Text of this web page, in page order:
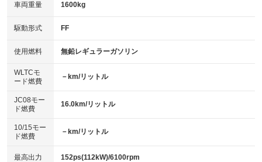
アイドリングストップ
：装備あり
USB入力端子
：装備あり
100V電源
：装備なし
センターデフロック
：装備なし
電動格納ミラー
：装備なし
キーレス
HID(キセノンライト)
：装備なし
バックカメラ
：装備あり
エアロ
：装備なし
：装備なし
パワーシート
ベンチシート
：装備なし
チップアップシート
：装備なし
車両重量 1600kg
駆動形式 FF
使用燃料 無鉛レギュラーガソリン
WLTCモ
ード燃費
－km/リットル
JC08モー
ド燃費
16.0km/リットル
10/15モー
ド燃費
－km/リットル
最高出力 152ps(112kW)/6100rpm